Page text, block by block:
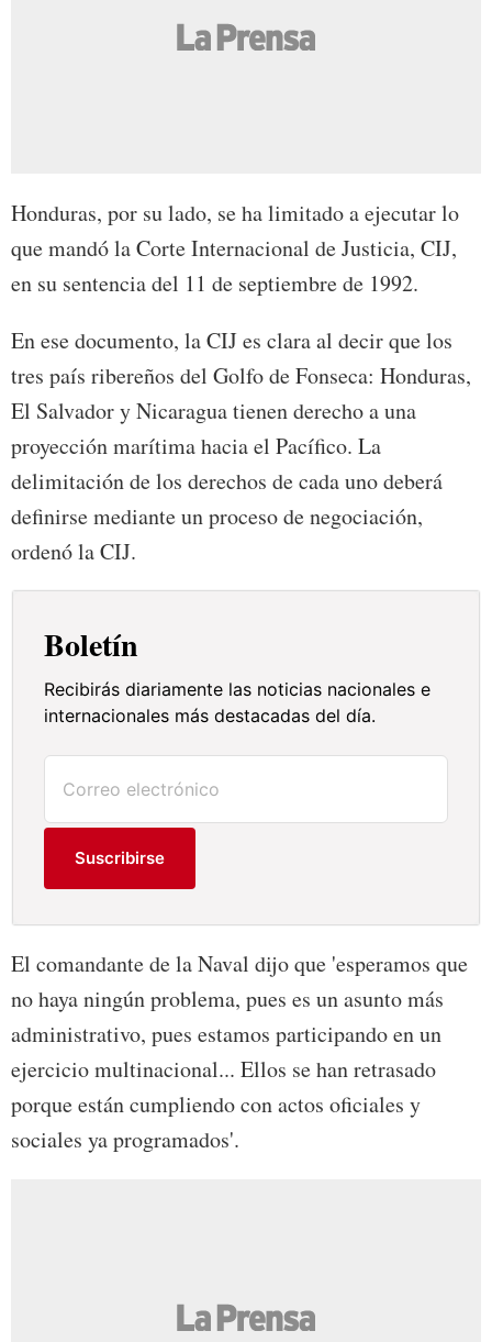
Honduras, por su lado, se ha limitado a ejecutar lo
que mandó la Corte Internacional de Justicia, CIJ,
en su sentencia del 11 de septiembre de 1992.
En ese documento, la CIJ es clara al decir que los
tres país ribereños del Golfo de Fonseca: Honduras,
El Salvador y Nicaragua tienen derecho a una
proyección marítima hacia el Pacífico. La
delimitación de los derechos de cada uno deberá
definirse mediante un proceso de negociación,
ordenó la CIJ.
Boletín
Recibirás diariamente las noticias nacionales e
internacionales más destacadas del día.
Suscribirse
El comandante de la Naval dijo que 'esperamos que
no haya ningún problema, pues es un asunto más
administrativo, pues estamos participando en un
ejercicio multinacional... Ellos se han retrasado
porque están cumpliendo con actos oficiales y
sociales ya programados'.